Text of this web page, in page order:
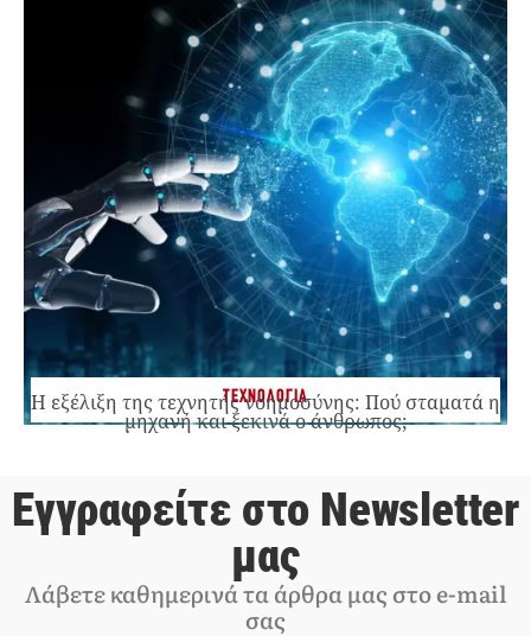
ΤΕΧΝΟΛΟΓΙΑ
Η εξέλιξη της τεχνητής νοημοσύνης: Πού σταματά η
μηχανή και ξεκινά ο άνθρωπος;
Εγγραφείτε στο Newsletter
μας
Λάβετε καθημερινά τα άρθρα μας στο e-mail
σας